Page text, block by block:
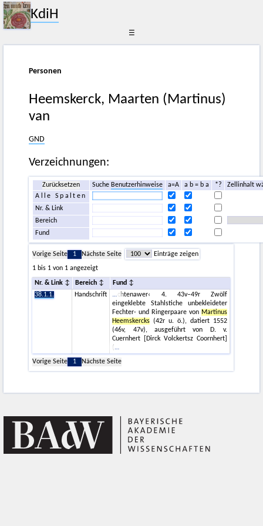
KdiH
☰
Personen
Heemskerck, Maarten (Martinus)
van
GND
Verzeichnungen:
Zurücksetzen Suche Benutzerhinweise a=A a b = b a *?
Zellinhalt
Alle Spalten
Nr. & Link
Bereich
Fund
Vorige Seite 1 Nächste Seite
Einträge zeigen
1 bis 1 von 1 angezeigt
Nr. & Link Bereich
Fund
38.1.1.
Handschrift
chtenawer‹ 4. 43v–49r Zwölf
eingeklebte Stahlstiche unbekleideter
Fechter- und Ringerpaare von Martinus
Heemskercks (42r u. ö.), datiert 1552
(46v, 47v), ausgeführt von D. v.
Cuernhert [Dirck Volckertsz Coornhert]
(
Vorige Seite
1 Nächste Seite